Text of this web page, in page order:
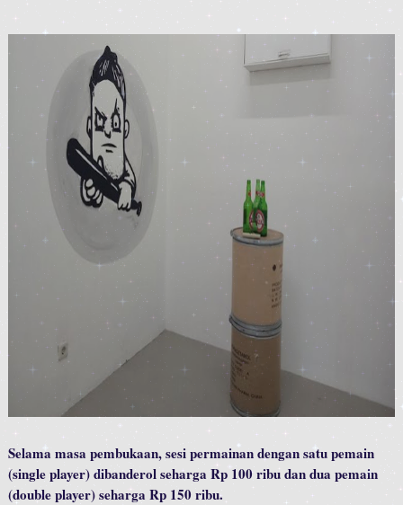
Selama masa pembukaan, sesi permainan dengan satu pemain
(single player) dibanderol seharga Rp 100 ribu dan dua pemain
(double player) seharga Rp 150 ribu.